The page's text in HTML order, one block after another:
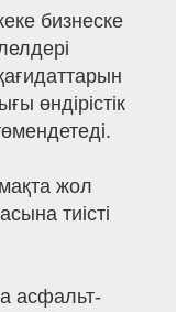
бизнеске
өндірістік
жол
тиісті
асфальт-